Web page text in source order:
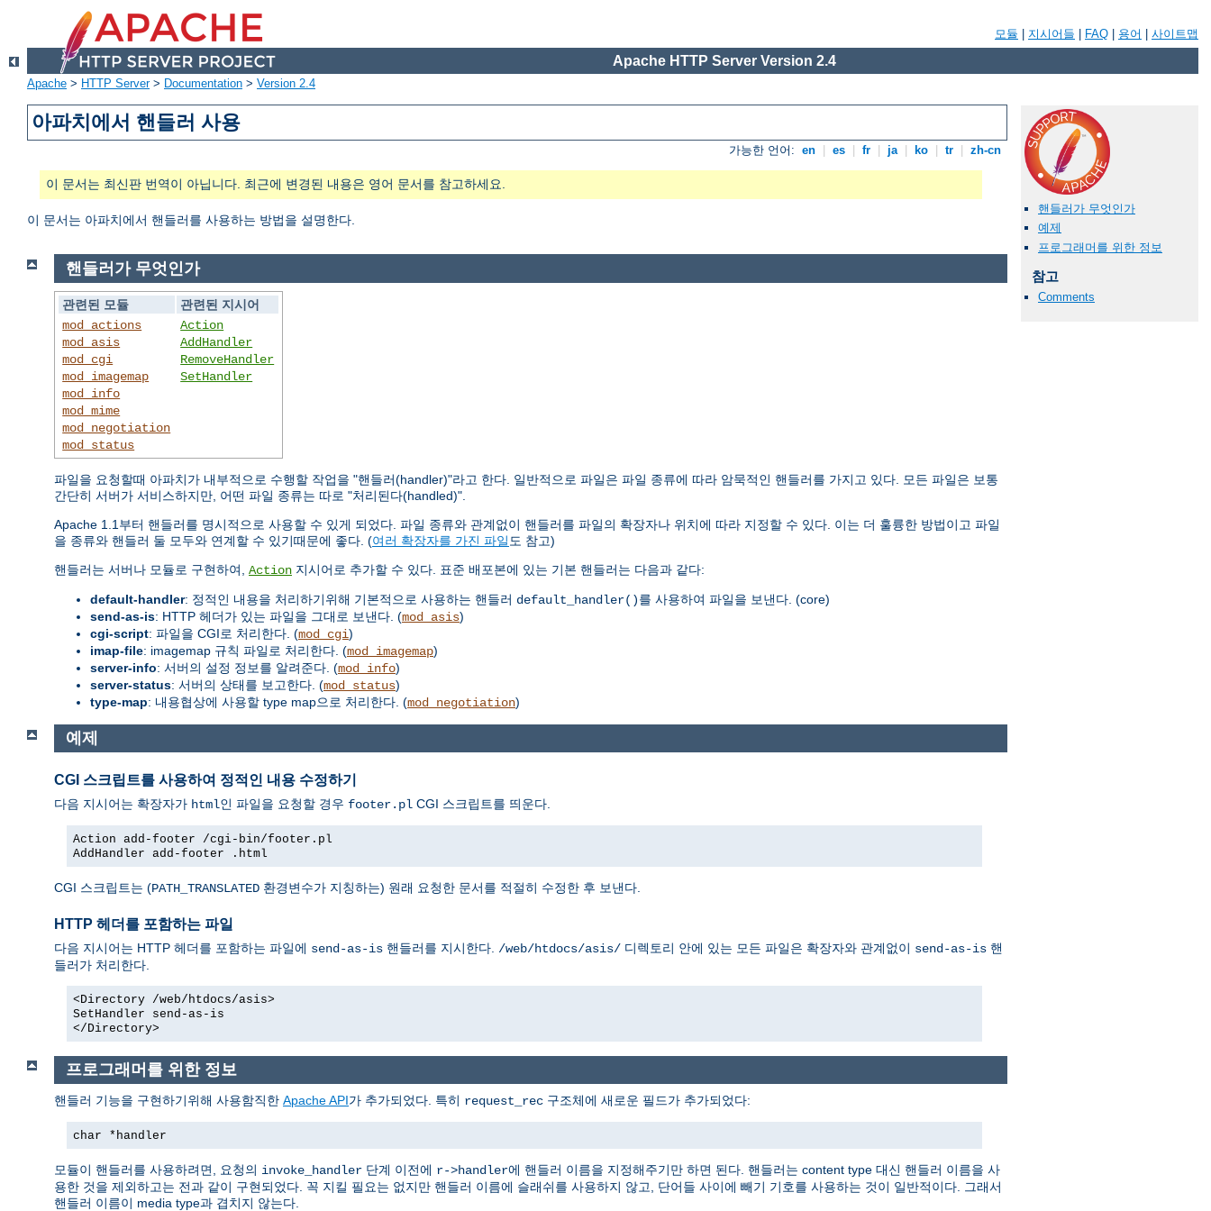
모듈 지시어들 FAQ 용어 사이트맵
Apache HTTP Server Version 2.4
Apache > HTTP Server> Documentation > Version 2.4
아파치에서 핸들러 사용
가능한 언어: en es fr ja ko tr zh-cn
이 문서는 최신판 번역이 아닙니다. 최근에 변경된 내용은 영어 문서를 참고하세요.
이 문서는 아파치에서 핸들러를 사용하는 방법을 설명한다.
핸들러가 무엇인가
예제
프로그래머를 위한 정보
참고
Comments
핸들러가 무엇인가
관련된 모듈
관련된 지시어
mod_actions
mod_asis
mod_cgi
mod_imagemap
mod_info
mod_mime
mod_negotiation
mod_status
Action
AddHandler
RemoveHandler
SetHandler
파일을 요청할때 아파치가 내부적으로 수행할 작업을 "핸들러(handler)"라고 한다. 일반적으로 파일은 파일 종류에 따라 암묵적인 핸들러를 가지고 있다. 모든 파일은 보통
간단히 서버가 서비스하지만, 어떤 파일 종류는 따로 "처리된다(handled)".
Apache 1.1부터 핸들러를 명시적으로 사용할 수 있게 되었다. 파일 종류와 관계없이 핸들러를 파일의 확장자나 위치에 따라 지정할 수 있다. 이는 더 훌륭한 방법이고 파일
을 종류와 핸들러 둘 모두와 연계할 수 있기때문에 좋다. (여러 확장자를 가진 파일 도 참고)
핸들러는 서버나 모듈로 구현하여, Action 지시어로 추가할 수 있다. 표준 배포본에 있는 기본 핸들러는 다음과 같다:
default-handler: 정적인 내용을 처리하기위해 기본적으로 사용하는 핸들러 default_handler()를 사용하여 파일을 보낸다. (core)
send-as-is: HTTP 헤더가 있는 파일을 그대로 보낸다. (mod_asis)
cgi-script: 파일을 CGI로 처리한다. (mod_cgi)
imap-file: imagemap 규칙 파일로 처리한다. (mod_imagemap)
server-info: 서버의 설정 정보를 알려준다. (mod_info)
server-status: 서버의 상태를 보고한다. (mod_status)
type-map: 내용협상에 사용할 type map으로 처리한다. (mod_negotiation)
예제
CGI 스크립트를 사용하여 정적인 내용 수정하기
다음 지시어는 확장자가 html인 파일을 요청할 경우 footer.pl CGI 스크립트를 띄운다.
Action add-footer /cgi-bin/footer.pl
AddHandler add-footer .html
CGI 스크립트는 (PATH_TRANSLATED 환경변수가 지칭하는) 원래 요청한 문서를 적절히 수정한 후 보낸다.
HTTP 헤더를 포함하는 파일
다음 지시어는 HTTP 헤더를 포함하는 파일에 send-as-is 핸들러를 지시한다. /web/htdocs/asis/ 디렉토리 안에 있는 모든 파일은 확장자와 관계없이 send-as-is 핸
들러가 처리한다.
<Directory /web/htdocs/asis>
SetHandler send-as-is
</Directory>
프로그래머를 위한 정보
핸들러 기능을 구현하기위해 사용함직한 Apache API가 추가되었다. 특히 request_rec 구조체에 새로운 필드가 추가되었다:
char *handler
모듈이 핸들러를 사용하려면, 요청의 invoke_handler 단계 이전에 r->handler에 핸들러 이름을 지정해주기만 하면 된다. 핸들러는 content type 대신 핸들러 이름을 사
용한 것을 제외하고는 전과 같이 구현되었다. 꼭 지킬 필요는 없지만 핸들러 이름에 슬래쉬를 사용하지 않고, 단어들 사이에 빼기 기호를 사용하는 것이 일반적이다. 그래서
핸들러 이름이 media type과 겹치지 않는다.